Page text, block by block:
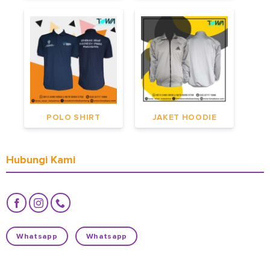
POLO SHIRT JAKET HOODIE
Hubungi Kami
Whatsapp Whatsapp